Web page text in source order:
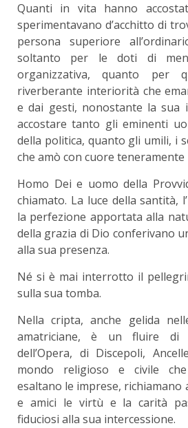
Quanti in vita hanno
sperimentavano d’acchitto di
persona superiore
soltanto per le doti di
organizzativa, quanto per
riverberante interiorità che
e dai gesti, nonostante la sua
accostare tanto gli eminenti
della politica, quanto gli umili, i
che amò con cuore
Homo Dei e uomo della
chiamato. La luce della santità,
la perfezione apportata alla
della grazia di Dio conferivano
alla sua presenza.
Né si è mai interrotto il
sulla sua tomba.
Nella cripta, anche gelida
amatriciane, è un fluire di
dell’Opera, di Discepoli,
mondo religioso e civile
esaltano le imprese, richiamano
e amici le virtù e la carità
fiduciosi alla sua intercessione.